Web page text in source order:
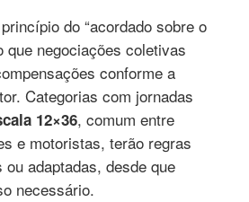
do “acordado sobre o
que negociações coletivas
conforme a
Categorias com jornadas
12×36, comum entre
e motoristas, terão regras
adaptadas, desde que
necessário.